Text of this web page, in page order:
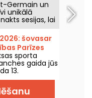
Germain un
unikālā
sesijas, lai
naktī un
pasākumu.
programma!
šovasar
Parīzes
sporta
gaida jūs
13.
reģistrācijas!